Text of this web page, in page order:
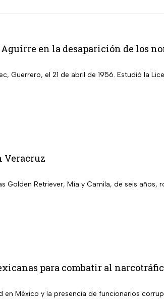
en la desaparición de los
Guerrero, el 21 de abril de 1956. Estudió la
Veracruz
Golden Retriever, Mía y Camila, de seis años,
para combatir al
en México y la presencia de funcionarios